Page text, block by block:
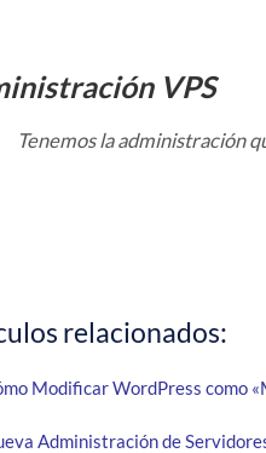
VPS
Tenemos la administración
relacionados:
Modificar WordPress como
Administración de